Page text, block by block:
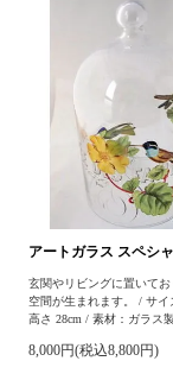
アートガラス スペシ
玄関やリビングに置いて
空間が生まれます。 / サイ
高さ 28cm / 素材：ガラス
8,000円(税込8,800円)